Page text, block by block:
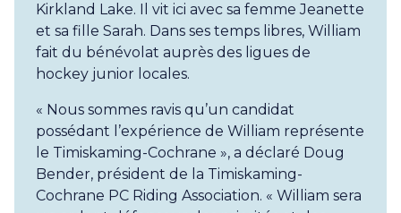
Kirkland Lake. Il vit ici avec sa femme Jeanette
et sa fille Sarah. Dans ses temps libres, William
fait du bénévolat auprès des ligues de
hockey junior locales.
« Nous sommes ravis qu’un candidat
possédant l’expérience de William représente
le Timiskaming-Cochrane », a déclaré Doug
Bender, président de la Timiskaming-
Cochrane PC Riding Association. « William sera